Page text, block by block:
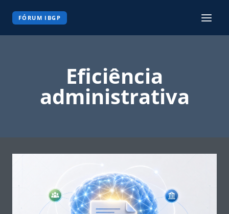
FÓRUM IBGP
Eficiência
administrativa